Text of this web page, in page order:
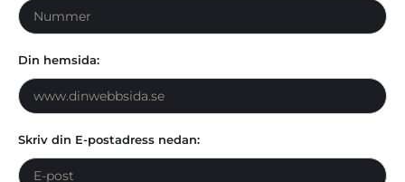
Din hemsida:
Skriv din E-postadress nedan: